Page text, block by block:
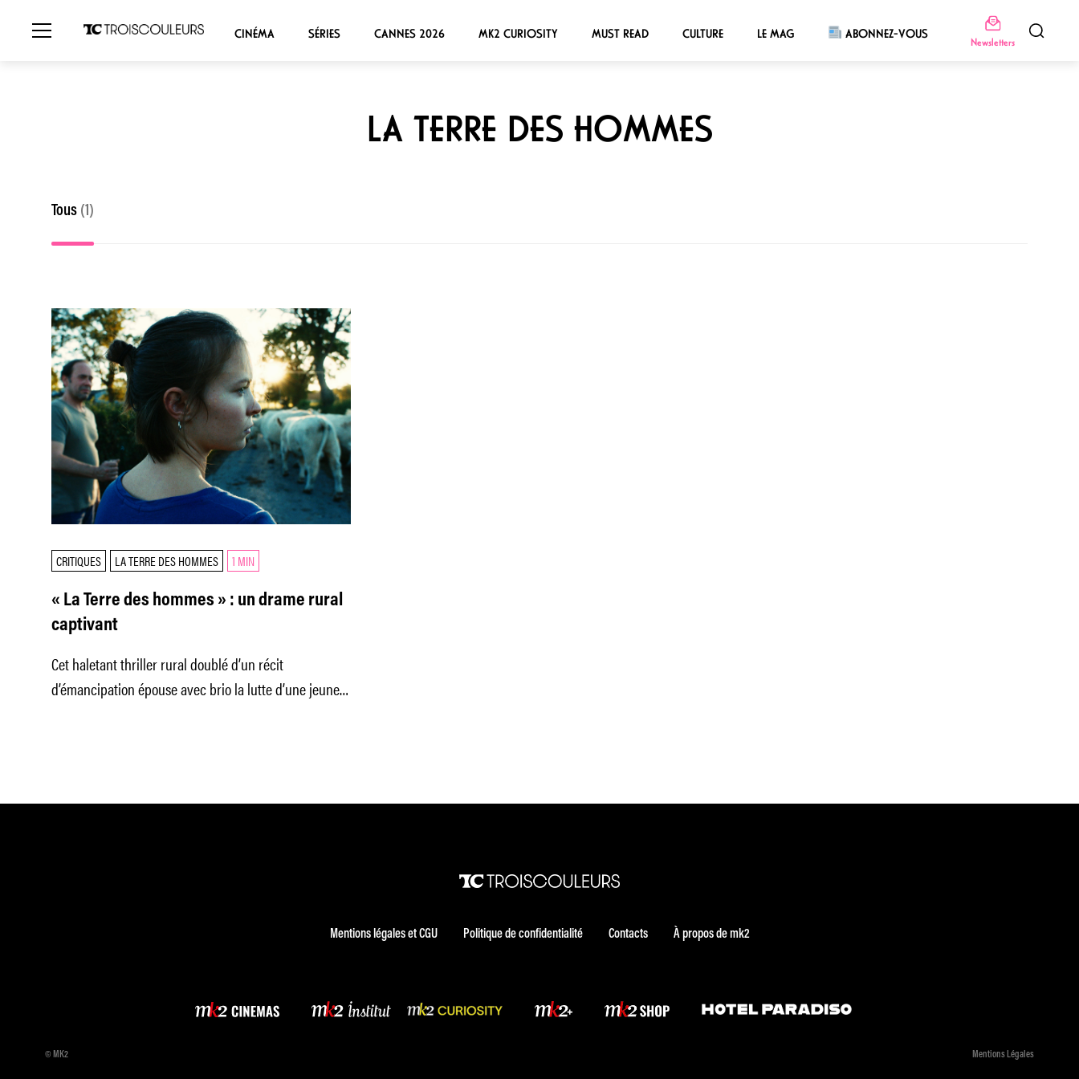
CINÉMA SÉRIES CANNES 2026 MK2 CURIOSITY MUST READ CULTURE LE MAG ABONNEZ-VOUS
Newsletters
LA TERRE DES HOMMES
Tous (1)
CRITIQUES LA TERRE DES HOMMES 1 MIN
« La Terre des hommes » : un drame rural
captivant
Cet haletant thriller rural doublé d’un récit
d’émancipation épouse avec brio la lutte d’une jeune
Mentions légales et CGU Politique de confidentialité Contacts À propos de mk2
© MK2 Mentions Légales